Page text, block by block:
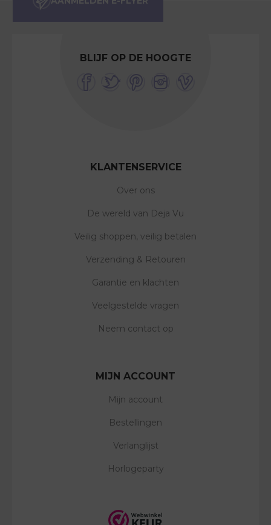
BLIJF OP DE HOOGTE
KLANTENSERVICE
Over ons
De wereld van Deja Vu
Veilig shoppen, veilig betalen
Verzending & Retouren
Garantie en klachten
Veelgestelde vragen
Neem contact op
MIJN ACCOUNT
Mijn account
Bestellingen
Verlanglijst
Horlogeparty